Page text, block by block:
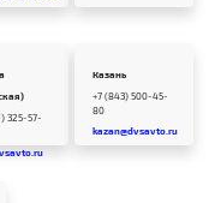
325-57-
Казань
+7 (843) 500-45-
80
kazan@dvsavto.ru